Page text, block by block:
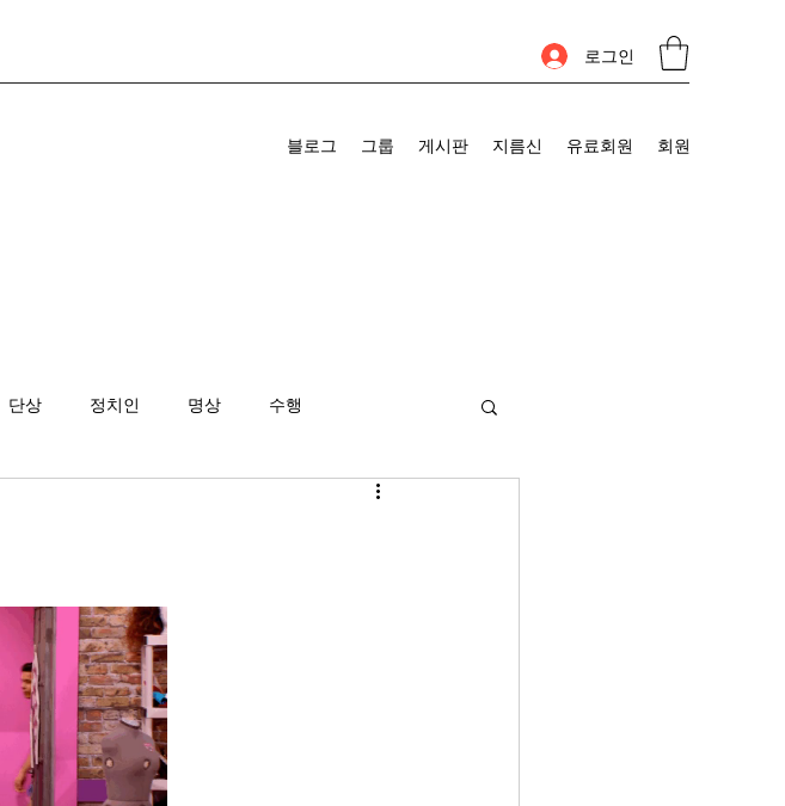
로그인
블로그 그룹 게시판 지름신 유료회원 회원
단상 정치인 명상 수행